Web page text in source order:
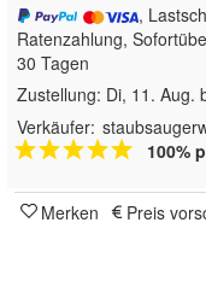
,
Ratenzahlung,
30 Tagen
Zustellung: Di, 11. Aug.
Verkäufer:
100%
Merken Preis